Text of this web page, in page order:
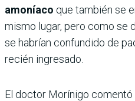
amoníaco que también se
mismo lugar, pero como se
se habrían confundido de
recién ingresado.
El doctor Morínigo